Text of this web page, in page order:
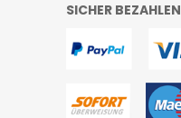
SICHER BEZAHLEN